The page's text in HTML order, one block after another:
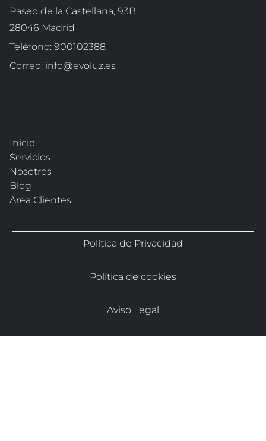
Paseo de la Castellana, 93B
28046 Madrid
Teléfono: 900102388
Correo: info@evoluz.es
Inicio
Servicios
Nosotros
Blog
Área Clientes
Política de Privacidad
Política de cookies
Aviso Legal